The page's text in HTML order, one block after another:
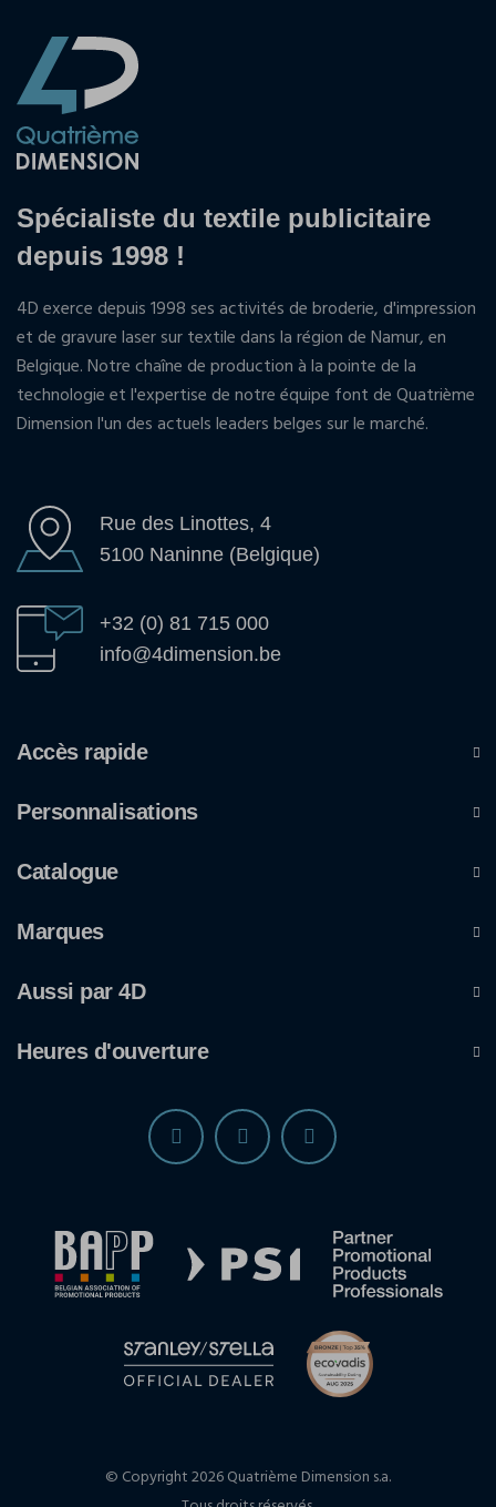
Spécialiste du textile publicitaire
depuis 1998 !
4D exerce depuis 1998 ses activités de broderie, d'impression
et de gravure laser sur textile dans la région de Namur, en
Belgique. Notre chaîne de production à la pointe de la
technologie et l'expertise de notre équipe font de Quatrième
Dimension l'un des actuels leaders belges sur le marché.
Rue des Linottes, 4
5100 Naninne (Belgique)
+32 (0) 81 715 000
info@4dimension.be
Accès rapide
Personnalisations
Catalogue
Marques
Aussi par 4D
Heures d'ouverture
© Copyright 2026 Quatrième Dimension s.a.